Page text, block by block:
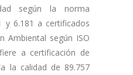
según la norma
y 6.181 a certificados
Ambiental según ISO
a certificación de
la calidad de 89.757